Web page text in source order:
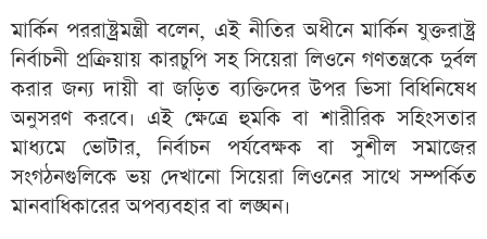
মার্কিন পররাষ্ট্রমন্ত্রী বলেন, এই নীতির অধীনে মার্কিন যুক্তরাষ্ট্র
নির্বাচনী প্রক্রিয়ায় কারচুপি সহ সিয়েরা লিওনে গণতন্ত্রকে দুর্বল
করার জন্য দায়ী বা জড়িত ব্যক্তিদের উপর ভিসা বিধিনিষেধ
অনুসরণ করবে। এই ক্ষেত্রে হুমকি বা শারীরিক সহিংসতার
মাধ্যমে ভোটার, নির্বাচন পর্যবেক্ষক বা সুশীল সমাজের
সংগঠনগুলিকে ভয় দেখানো সিয়েরা লিওনের সাথে সম্পর্কিত
মানবাধিকারের অপব্যবহার বা লঙ্ঘন।